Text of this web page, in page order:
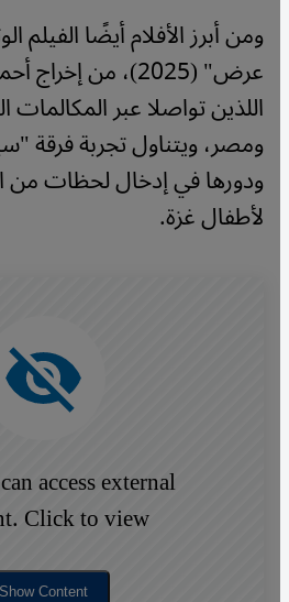
ومن أبرز الأفلام أيضًا الفيلم
عرض" (2025)، من
اللذين تواصلا عبر المكالمات
ومصر، ويتناول تجربة فرقة
ودورها في إدخال لحظات من
لأطفال غزة.
access external
Click to view.
Show Content